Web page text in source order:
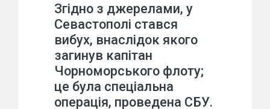
Згідно з джерелами, у
Севастополі стався
вибух, внаслідок якого
загинув капітан
Чорноморського флоту;
це була спеціальна
операція, проведена СБУ.